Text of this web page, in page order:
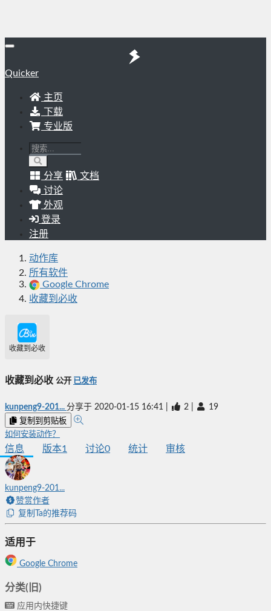
Quicker
主页
下载
专业版
分享
文档
讨论
外观
登录
注册
动作库
所有软件
Google Chrome
收藏到必收
收藏到必收
收藏到必收 公开 已发布
kunpeng9-201... 分享于 2020-01-15 16:41 2 19
复制到剪贴板
如何安装动作？
信息 版本1 讨论0 统计 审核
kunpeng9-201...
赞赏作者
复制Ta的推荐码
适用于
Google Chrome
分类(旧)
应用内快捷键